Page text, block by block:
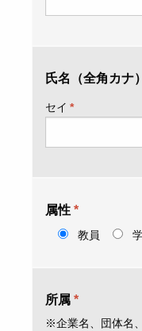
氏名（全角カナ）
セイ *
属性 *
教員
所属 *
※企業名、団体名